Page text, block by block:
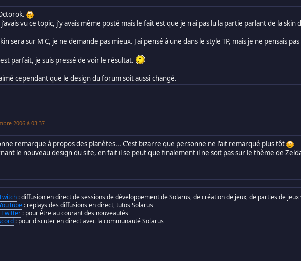
vu ce topic, j'y avais même posté mais le fait est que je n'ai pas lu la partie parlant de la skin
sera sur M'C, je ne demande pas mieux. J'ai pensé à une dans le style TP, mais je ne pensais
parfait, je suis pressé de voir le résultat.
cependant que le design du forum soit aussi changé.
2006 à 03:37
remarque à propos des planètes... C'est bizarre que personne ne l'ait remarqué plus tôt
le nouveau design du site, en fait il se peut que finalement il ne soit pas sur le thème de
: diffusion en direct de sessions de développement de Solarus, de création de jeux, de parties de jeux
: replays des diffusions en direct, tutos Solarus
: pour être au courant des nouveautés
: pour discuter en direct avec la communauté Solarus